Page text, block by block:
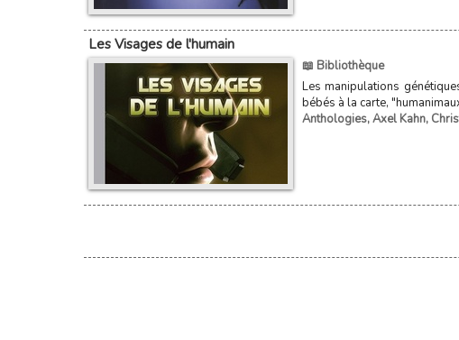
Les Visages de l'humain
📖 Bibliothèque
Les manipulations
bébés à la carte,
Anthologies,Axel Kahn,